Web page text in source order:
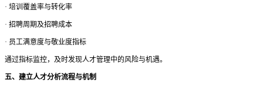
· 培训覆盖率与转化率
· 招聘周期及招聘成本
· 员工满意度与敬业度指标
通过指标监控，及时发现人才管理中的风险与机遇。
五、建立人才分析流程与机制